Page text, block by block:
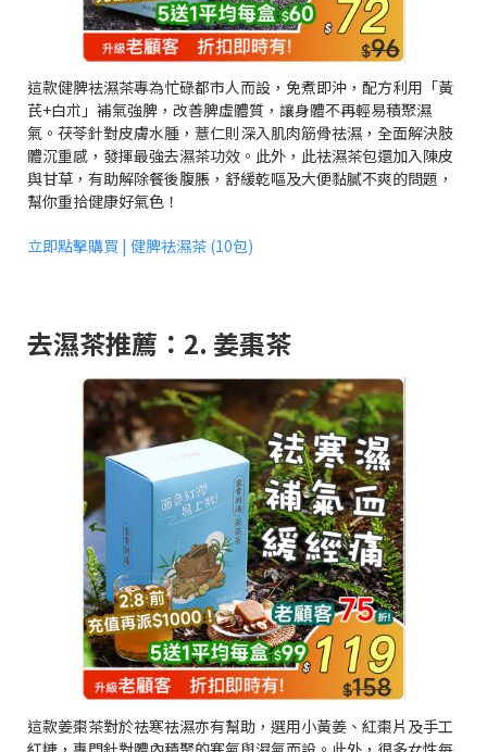
這款健脾袪濕茶專為忙碌都市人而設，免煮即沖，配方利用「黃
芪+白朮」補氣強脾，改善脾虛體質，讓身體不再輕易積聚濕
氣。茯苓針對皮膚水腫，薏仁則深入肌肉筋骨祛濕，全面解決肢
體沉重感，發揮最強去濕茶功效。此外，此袪濕茶包還加入陳皮
與甘草，有助解除餐後腹脹，舒緩乾嘔及大便黏膩不爽的問題，
幫你重拾健康好氣色！
立即點擊購買 | 健脾袪濕茶 (10包)
去濕茶推薦：2. 姜棗茶
這款姜棗茶對於祛寒祛濕亦有幫助，選用小黃姜、紅棗片及手工